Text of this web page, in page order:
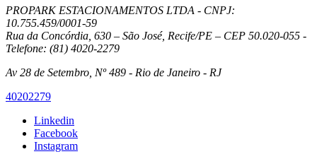
PROPARK ESTACIONAMENTOS LTDA - CNPJ:
10.755.459/0001-59
Rua da Concórdia, 630 – São José, Recife/PE – CEP 50.020-055 -
Telefone: (81) 4020-2279
Av 28 de Setembro, Nº 489 - Rio de Janeiro - RJ
40202279
Linkedin
Facebook
Instagram